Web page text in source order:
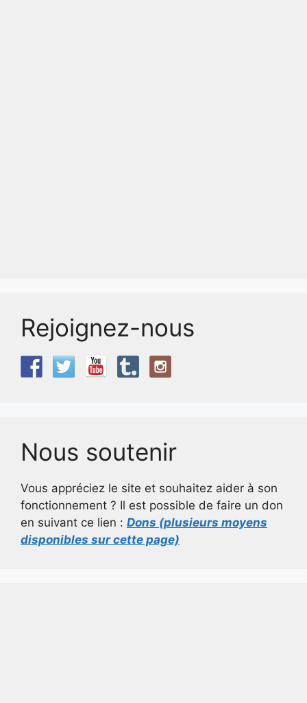
Rejoignez-nous
Nous soutenir
Vous appréciez le site et souhaitez aider à son
fonctionnement ? Il est possible de faire un don
en suivant ce lien : Dons (plusieurs moyens
disponibles sur cette page)